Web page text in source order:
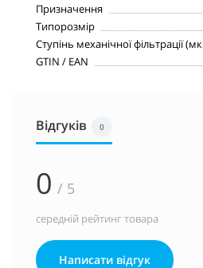
Призначення
Типорозмір
Ступінь механічної фільтрації
GTIN / EAN
Відгуків 0
0 / 5
середній рейтинг товара
Написати відгук